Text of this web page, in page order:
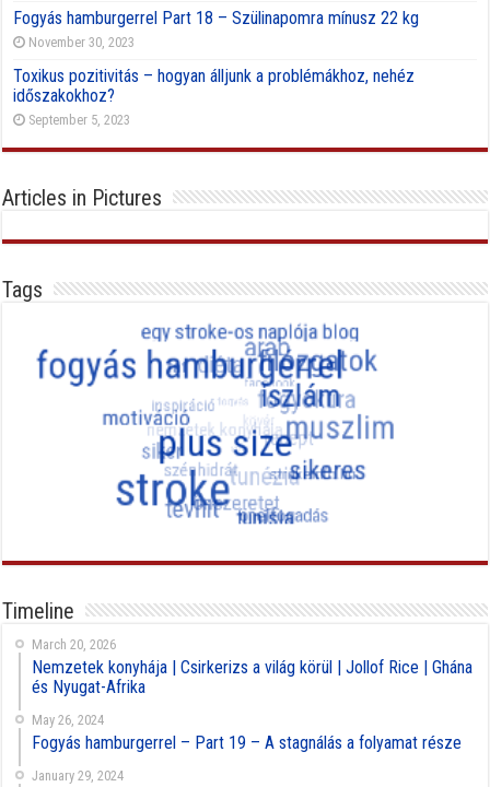
Fogyás hamburgerrel Part 18 – Szülinapomra mínusz 22 kg
November 30, 2023
Toxikus pozitivitás – hogyan álljunk a problémákhoz, nehéz
időszakokhoz?
September 5, 2023
Articles in Pictures
Tags
Timeline
March 20, 2026
Nemzetek konyhája | Csirkerizs a világ körül | Jollof Rice | Ghána
és Nyugat-Afrika
May 26, 2024
Fogyás hamburgerrel – Part 19 – A stagnálás a folyamat része
January 29, 2024